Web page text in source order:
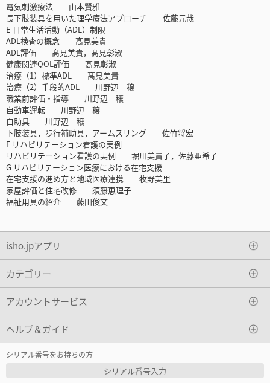
電気刺激療法 山本賢雅
長下肢装具を用いた理学療法アプローチ 佐藤元哉
E 日常生活活動（ADL）制限
ADL検査の概念 髙見美貴
ADL評価 髙見美貴，髙見彰淑
健康関連QOL評価 髙見彰淑
治療（1）標準ADL 髙見美貴
治療（2）手段的ADL 川野辺 穣
職業前評価・指導 川野辺 穣
自動車運転 川野辺 穣
自助具 川野辺 穣
下肢装具，歩行補助具，アームスリング 佐竹将宏
F リハビリテーション看護の実例
リハビリテーション看護の実例 堀川美貴子，佐藤亜希子
G リハビリテーション医療における在宅支援
在宅支援の進め方と地域医療連携 牧野美里
家屋評価と住宅改修 須藤恵理子
福祉用具の紹介 藤田俊文
isho.jpアプリ
カテゴリー
アカウントサービス
ヘルプ＆ガイド
シリアル番号をお持ちの方
シリアル番号入力